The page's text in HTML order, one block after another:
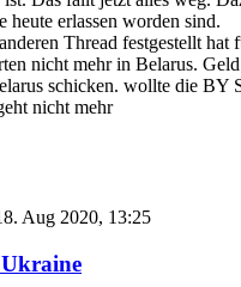
heute erlassen worden sind.
Thread festgestellt hat
nicht mehr in Belarus.
schicken. wollte die BY
nicht mehr
Aug 2020, 13:25